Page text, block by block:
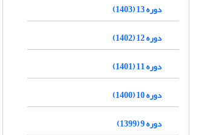
دوره 13 (1403)
دوره 12 (1402)
دوره 11 (1401)
دوره 10 (1400)
دوره 9 (1399)